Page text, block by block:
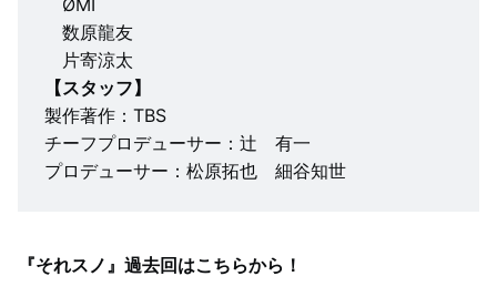
数原龍友
片寄涼太
【スタッフ】
製作著作：TBS
チーフプロデューサー：辻 有一
プロデューサー：松原拓也 細谷知世
『それスノ』過去回はこちらから！